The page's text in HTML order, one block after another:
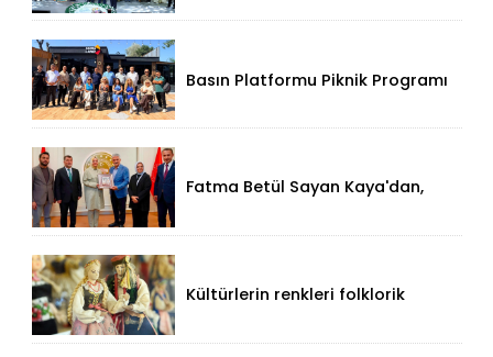
Basın Platformu Piknik Programı
Fatma Betül Sayan Kaya'dan,
Kültürlerin renkleri folklorik